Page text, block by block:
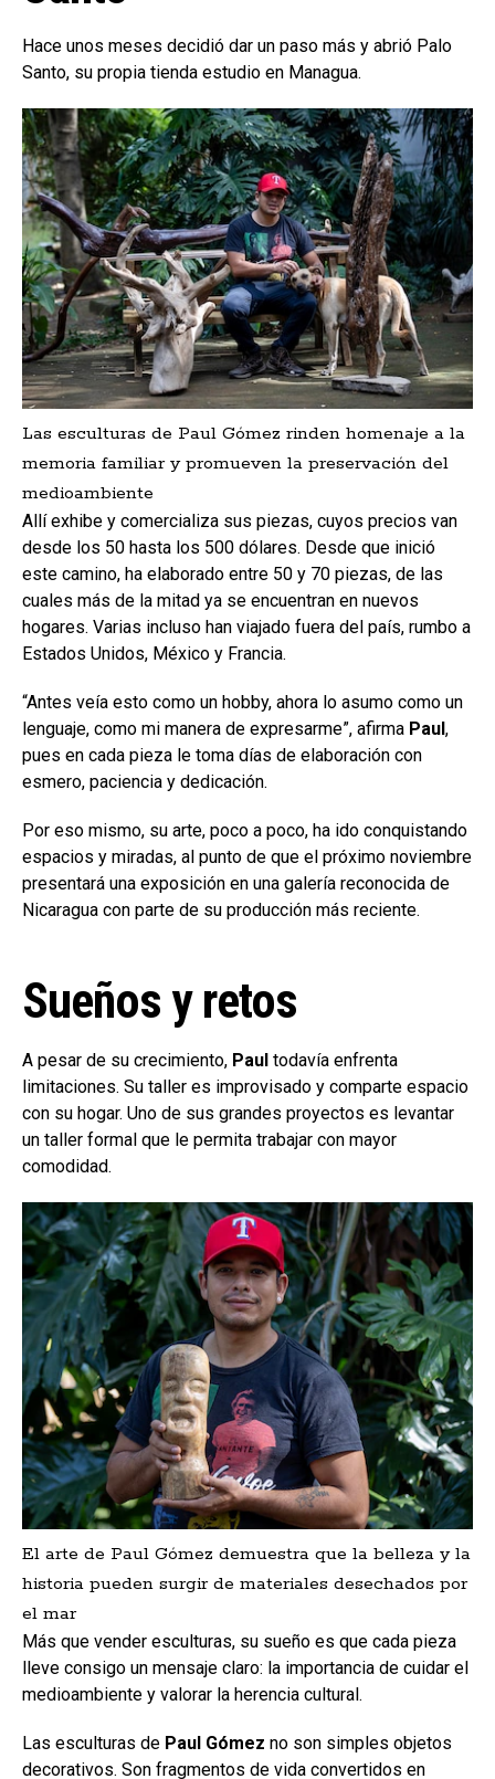
Hace unos meses decidió dar un paso más y abrió Palo
Santo, su propia tienda estudio en Managua.
Las esculturas de Paul Gómez rinden homenaje a la
memoria familiar y promueven la preservación del
medioambiente
Allí exhibe y comercializa sus piezas, cuyos precios van
desde los 50 hasta los 500 dólares. Desde que inició
este camino, ha elaborado entre 50 y 70 piezas, de las
cuales más de la mitad ya se encuentran en nuevos
hogares. Varias incluso han viajado fuera del país, rumbo a
Estados Unidos, México y Francia.
“Antes veía esto como un hobby, ahora lo asumo como un
lenguaje, como mi manera de expresarme”, afirma Paul,
pues en cada pieza le toma días de elaboración con
esmero, paciencia y dedicación.
Por eso mismo, su arte, poco a poco, ha ido conquistando
espacios y miradas, al punto de que el próximo noviembre
presentará una exposición en una galería reconocida de
Nicaragua con parte de su producción más reciente.
Sueños y retos
A pesar de su crecimiento, Paul todavía enfrenta
limitaciones. Su taller es improvisado y comparte espacio
con su hogar. Uno de sus grandes proyectos es levantar
un taller formal que le permita trabajar con mayor
comodidad.
El arte de Paul Gómez demuestra que la belleza y la
historia pueden surgir de materiales desechados por
el mar
Más que vender esculturas, su sueño es que cada pieza
lleve consigo un mensaje claro: la importancia de cuidar el
medioambiente y valorar la herencia cultural.
Las esculturas de Paul Gómez no son simples objetos
decorativos. Son fragmentos de vida convertidos en